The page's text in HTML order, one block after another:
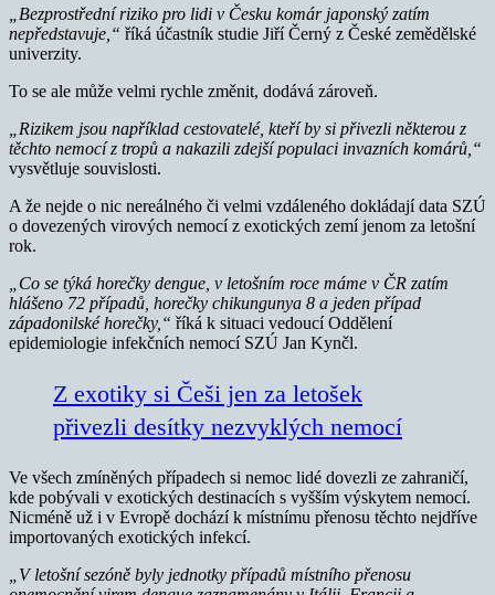
„Bezprostřední riziko pro lidi v Česku komár japonský zatím
nepředstavuje,“ říká účastník studie Jiří Černý z České zemědělské
univerzity.
To se ale může velmi rychle změnit, dodává zároveň.
„Rizikem jsou například cestovatelé, kteří by si přivezli některou z
těchto nemocí z tropů a nakazili zdejší populaci invazních komárů,“
vysvětluje souvislosti.
A že nejde o nic nereálného či velmi vzdáleného dokládají data SZÚ
o dovezených virových nemocí z exotických zemí jenom za letošní
rok.
„Co se týká horečky dengue, v letošním roce máme v ČR zatím
hlášeno 72 případů, horečky chikungunya 8 a jeden případ
západonilské horečky,“ říká k situaci vedoucí Oddělení
epidemiologie infekčních nemocí SZÚ Jan Kynčl.
Z exotiky si Češi jen za letošek
přivezli desítky nezvyklých nemocí
Ve všech zmíněných případech si nemoc lidé dovezli ze zahraničí,
kde pobývali v exotických destinacích s vyšším výskytem nemocí.
Nicméně už i v Evropě dochází k místnímu přenosu těchto nejdříve
importovaných exotických infekcí.
„V letošní sezóně byly jednotky případů místního přenosu